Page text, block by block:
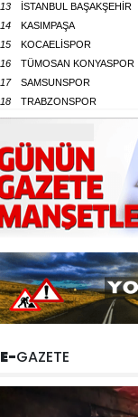
13
İSTANBUL BAŞAKŞEHİR
14
KASIMPAŞA
15
KOCAELİSPOR
16
TÜMOSAN KONYASPOR
17
SAMSUNSPOR
18
TRABZONSPOR
E-GAZETE